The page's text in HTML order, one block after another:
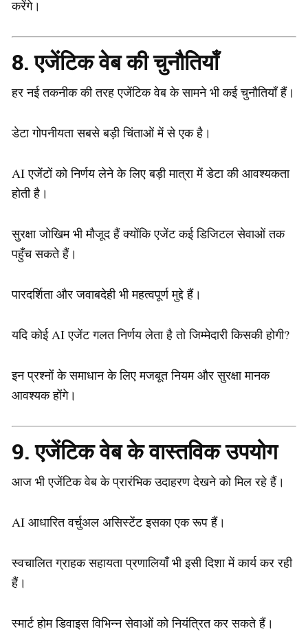
करेंगे।
8. एजेंटिक वेब की चुनौतियाँ
हर नई तकनीक की तरह एजेंटिक वेब के सामने भी कई चुनौतियाँ हैं।
डेटा गोपनीयता सबसे बड़ी चिंताओं में से एक है।
AI एजेंटों को निर्णय लेने के लिए बड़ी मात्रा में डेटा की आवश्यकता
होती है।
सुरक्षा जोखिम भी मौजूद हैं क्योंकि एजेंट कई डिजिटल सेवाओं तक
पहुँच सकते हैं।
पारदर्शिता और जवाबदेही भी महत्वपूर्ण मुद्दे हैं।
यदि कोई AI एजेंट गलत निर्णय लेता है तो जिम्मेदारी किसकी होगी?
इन प्रश्नों के समाधान के लिए मजबूत नियम और सुरक्षा मानक
आवश्यक होंगे।
9. एजेंटिक वेब के वास्तविक उपयोग
आज भी एजेंटिक वेब के प्रारंभिक उदाहरण देखने को मिल रहे हैं।
AI आधारित वर्चुअल असिस्टेंट इसका एक रूप हैं।
स्वचालित ग्राहक सहायता प्रणालियाँ भी इसी दिशा में कार्य कर रही
हैं।
स्मार्ट होम डिवाइस विभिन्न सेवाओं को नियंत्रित कर सकते हैं।